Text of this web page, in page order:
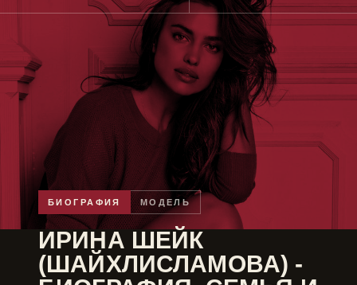
БИОГРАФИЯ МОДЕЛЬ
ИРИНА ШЕЙК
(ШАЙХЛИСЛАМОВА) -